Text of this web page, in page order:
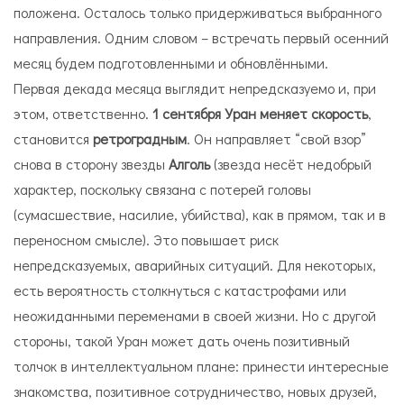
положена. Осталось только придерживаться выбранного
направления. Одним словом – встречать первый осенний
месяц будем подготовленными и обновлёнными.
Первая декада месяца выглядит непредсказуемо и, при
этом, ответственно. 1 сентября Уран меняет скорость,
становится ретроградным. Он направляет “свой взор”
снова в сторону звезды Алголь(звезда несёт недобрый
характер, поскольку связана с потерей головы
(сумасшествие, насилие, убийства), как в прямом, так и в
переносном смысле). Это повышает риск
непредсказуемых, аварийных ситуаций. Для некоторых,
есть вероятность столкнуться с катастрофами или
неожиданными переменами в своей жизни. Но с другой
стороны, такой Уран может дать очень позитивный
толчок в интеллектуальном плане: принести интересные
знакомства, позитивное сотрудничество, новых друзей,